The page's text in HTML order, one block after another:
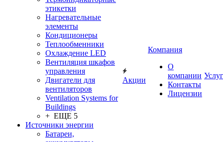
этикетки
Нагревательные
элементы
Кондиционеры
Теплообменники
Охлаждение LED
Вентиляция шкафов
управления
Двигатели для
вентиляторов
Ventilation Systems for
Buildings
+ ЕЩЕ 5
Источники энергии
Батареи,
Акции
Компания
О
компании
Контакты
Лицензии